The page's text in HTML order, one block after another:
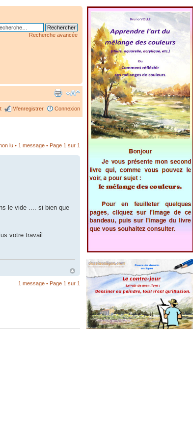
Recherche avancée
M’enregistrer Connexion
lu• 1 message • Page 1 sur 1
le vide .... si bien que
votre travail
1 message • Page 1 sur 1